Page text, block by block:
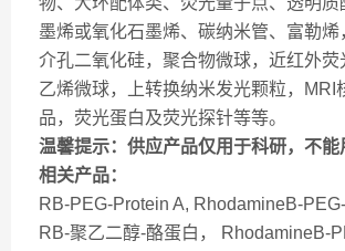
墨烯或氧化石墨烯、碳纳米管、富勒烯
介孔二氧化硅，聚合物微球，近红外荧
乙烯微球，上转换纳米发光颗粒，MRI
品，荧光蛋白及荧光探针等等。
温馨提示：供应产品仅用于科研，不能
相关产品：
RB-PEG-Protein A, RhodamineB-
RB-聚乙二醇-酪蛋白， RhodamineB-